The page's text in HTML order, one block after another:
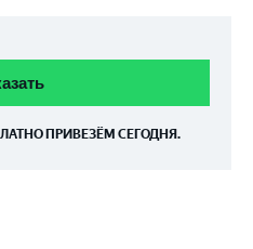
ПРИВЕЗЁМ СЕГОДНЯ.